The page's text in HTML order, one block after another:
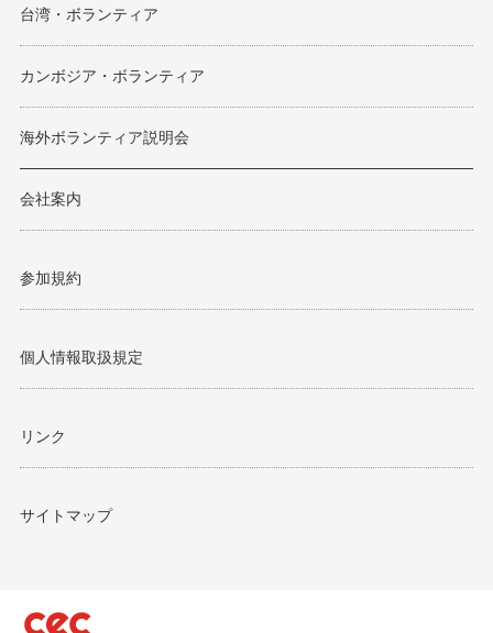
台湾・ボランティア
カンボジア・ボランティア
海外ボランティア説明会
会社案内
参加規約
個人情報取扱規定
リンク
サイトマップ